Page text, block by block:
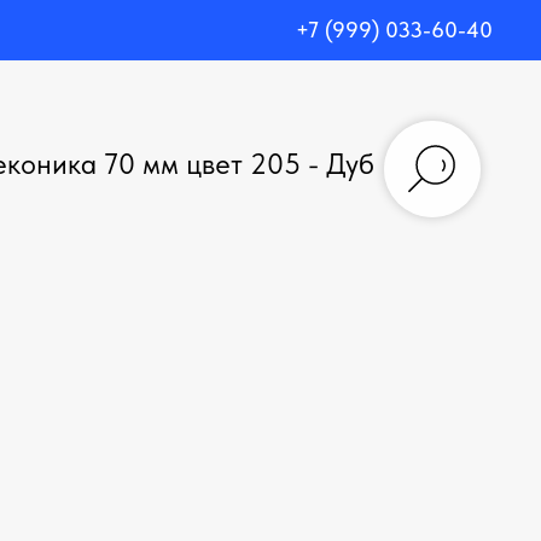
+7 (999) 033-60-40
70 мм цвет 205 - Дуб